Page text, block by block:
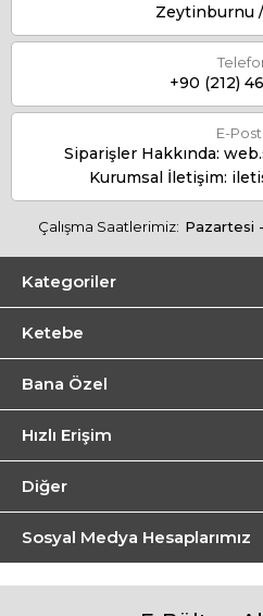
Zeytinburnu
+90 (212)
E-
Siparişler Hakkında:
Kurumsal İletişim:
Çalışma Saatlerimiz: Pazartesi
Kategoriler
Ketebe
Bana Özel
Hızlı Erişim
Diğer
Sosyal Medya Hesaplarımız